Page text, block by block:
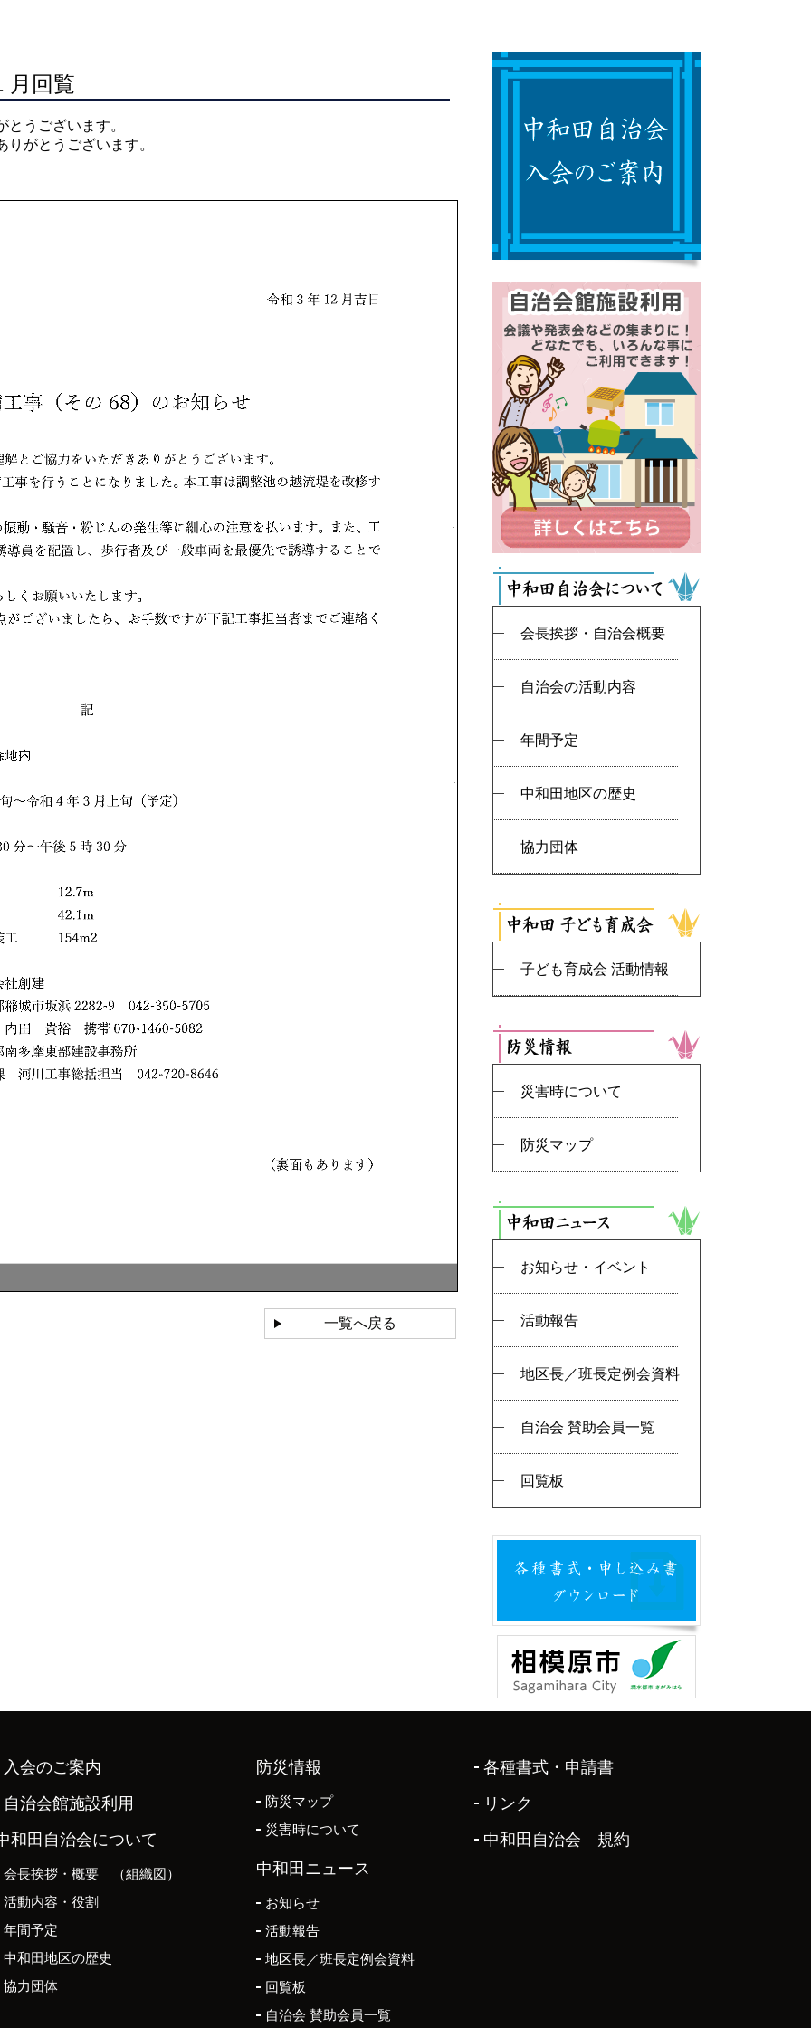
回覧
うございます。
がとうございます。
一覧へ戻る
会長挨拶・自治会概要
自治会の活動内容
年間予定
中和田地区の歴史
協力団体
子ども育成会 活動情報
災害時について
防災マップ
お知らせ・イベント
活動報告
地区長／班長定例会資料
自治会 賛助会員一覧
回覧板
入会のご案内
自治会館施設利用
和田自治会について
会長挨拶・概要 （組織図）
活動内容・役割
年間予定
中和田地区の歴史
協力団体
防災情報
防災マップ
災害時について
中和田ニュース
お知らせ
活動報告
地区長／班長定例会資料
回覧板
自治会 賛助会員一覧
各種書式・申請書
リンク
中和田自治会 規約